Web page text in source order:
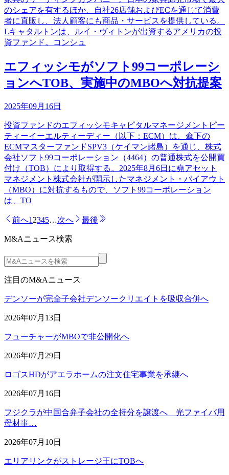
のシェアを有するほか、自社26店舗およびECを通じて消費
者に直販し、法人顧客にも商品・サービスを提供している。
Lキャタルトンは、ルイ・ヴィトンが出資するアメリカの投
資ファンド。コンシュ
エフィッシモがソフト99コーポレーシ
ョンへTOB、実施中のMBOへ対抗提案
2025年09月16日
投資ファンドのエフィッシモキャピタルマネージメントピー
ティーイーエルティーディー（以下：ECM）は、傘下の
ECMマスターファンドSPV3（ケイマン諸島）を通じ、株式
会社ソフト99コーポレーション（4464）の普通株式を公開買
付け（TOB）により取得する。2025年8月6日に堯アセット
マネジメント株式会社が開示したマネジメント・バイアウト
（MBO）に対抗するもので、ソフト99コーポレーション
は、TO
前へ1 2345…次へ 最後
M&Aニュース検索
注目のM&Aニュース
デンソーが完全子会社デンソークリエイトを吸収合併へ
2026年07月13日
フューチャーがMBOで非公開化へ
2026年07月29日
ロゴスHDがアエラホームの注文住宅事業を承継へ
2026年07月16日
フジクラが中国合弁子会社の全持分を譲渡へ 光ファイバ用
母材事…
2026年07月10日
エリアリンクがストレージ王にTOBへ